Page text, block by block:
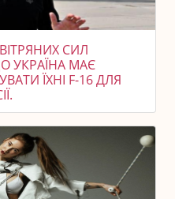
СИЛ
УКРАЇНА МАЄ
ЇХНІ F-16 ДЛЯ